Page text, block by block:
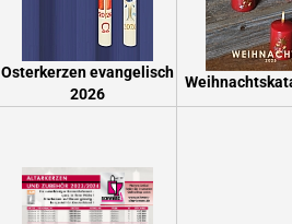
Osterkerzen evangelisch
2026